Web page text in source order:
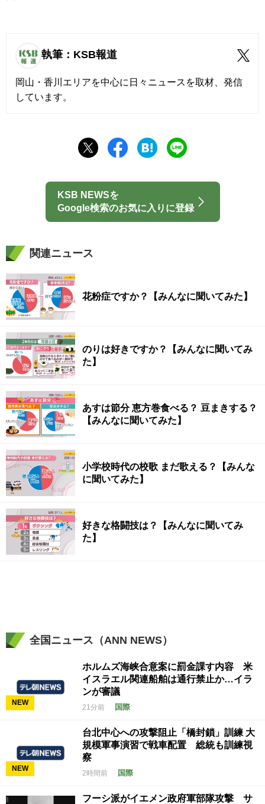
執筆：KSB報道
岡山・香川エリアを中心に日々ニュースを取材、発信
しています。
KSB NEWSを
Google検索のお気に入りに登録
関連ニュース
花粉症ですか？【みんなに聞いてみた】
のりは好きですか？【みんなに聞いてみ
た】
あすは節分 恵方巻食べる？ 豆まきする？
【みんなに聞いてみた】
小学校時代の校歌 まだ歌える？【みんな
に聞いてみた】
好きな格闘技は？【みんなに聞いてみ
た】
全国ニュース（ANN NEWS）
NEW
ホルムズ海峡合意案に罰金課す内容 米
イスラエル関連船舶は通行禁止か…イラ
ンが審議
21分前 国際
NEW
台北中心への攻撃阻止「橋封鎖」訓練 大
規模軍事演習で戦車配置 総統も訓練視
察
2時間前 国際
フーシ派がイエメン政府軍部隊攻撃 サ